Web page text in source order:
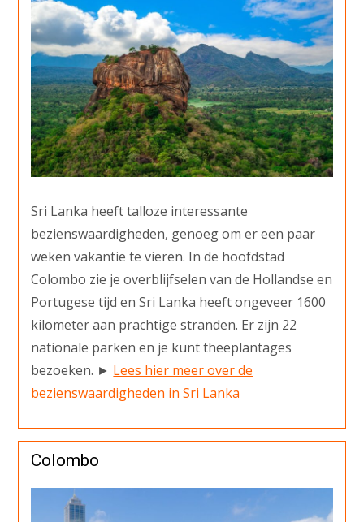
Sri Lanka heeft talloze interessante
bezienswaardigheden, genoeg om er een paar
weken vakantie te vieren. In de hoofdstad
Colombo zie je overblijfselen van de Hollandse en
Portugese tijd en Sri Lanka heeft ongeveer 1600
kilometer aan prachtige stranden. Er zijn 22
nationale parken en je kunt theeplantages
bezoeken. ► Lees hier meer over de
bezienswaardigheden in Sri Lanka
Colombo